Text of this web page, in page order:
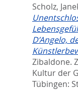
Scholz,
D’Angelo,
Zibaldone.
Kultur der
Tübingen: